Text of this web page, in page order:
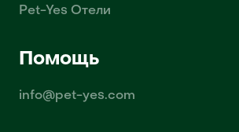
Pet-Yes Отели
Помощь
info@pet-yes.com